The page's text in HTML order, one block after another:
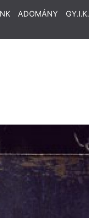
ADOMÁNY GY.I.K.